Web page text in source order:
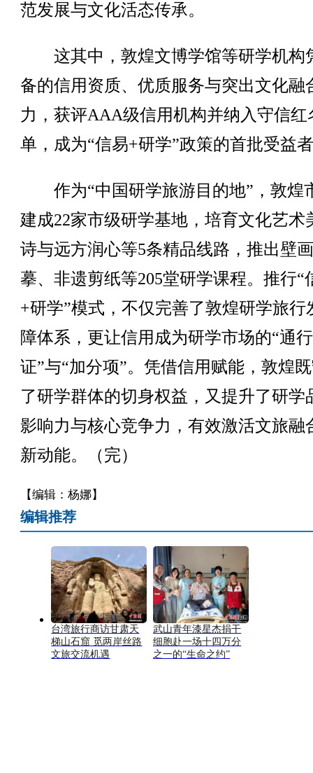
范发展与文化活态传承。
这其中，敦煌文博学馆等研学机构
备的信用资质、优质服务与突出文化融
力，获评AAA级信用机构并纳入守信红
单，成为“信易+研学”政策的首批受益
作为“中国研学旅游目的地”，敦煌
建成22家市级研学基地，培育文化艺术
诗与远方润心等5条精品线路，推出壁
摹、非遗剪纸等205堂研学课程。推行“
+研学”模式，不仅完善了敦煌研学旅行
障体系，更让信用成为研学市场的“通行
证”与“加分项”。凭借信用赋能，敦煌
了研学群体的切身权益，又提升了研学
影响力与核心竞争力，有效激活文旅融
新动能。（完）
【编辑：杨娜】
编辑推荐
台湾旅行商访甘肃天
梯山石窟 觅两岸丝路
文旅交流机遇
武山青年漆星杰捐干
细胞赴一场十四万分
之一的“生命之约”